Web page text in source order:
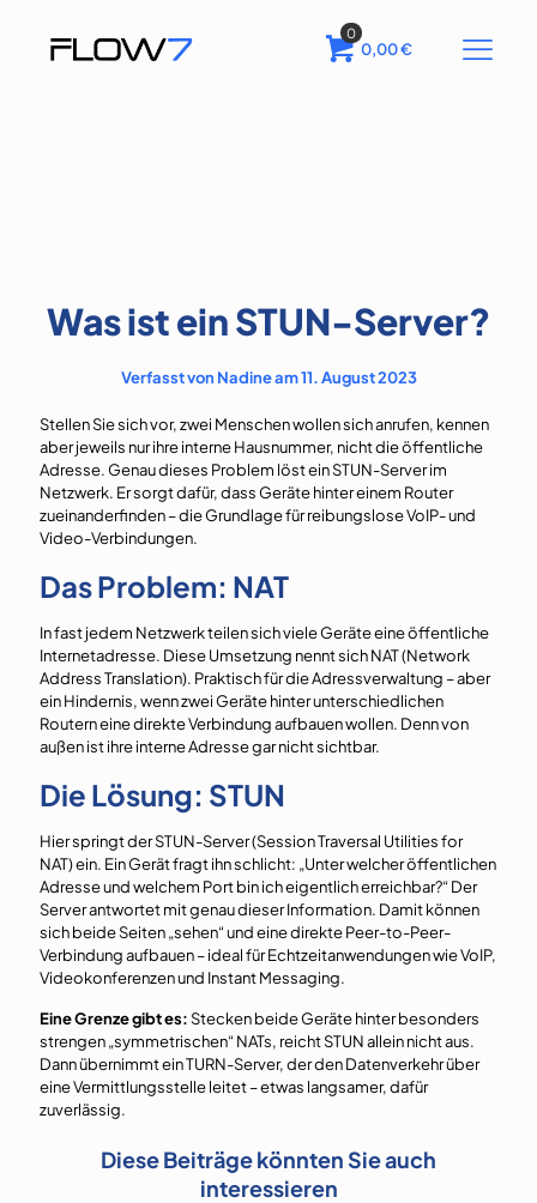
0
0,00€
Was ist ein STUN-Server?
Verfasst von Nadine am 11. August 2023
Stellen Sie sich vor, zwei Menschen wollen sich anrufen, kennen
aber jeweils nur ihre interne Hausnummer, nicht die öffentliche
Adresse. Genau dieses Problem löst ein STUN-Server im
Netzwerk. Er sorgt dafür, dass Geräte hinter einem Router
zueinanderfinden – die Grundlage für reibungslose VoIP- und
Video-Verbindungen.
Das Problem: NAT
In fast jedem Netzwerk teilen sich viele Geräte eine öffentliche
Internetadresse. Diese Umsetzung nennt sich NAT (Network
Address Translation). Praktisch für die Adressverwaltung – aber
ein Hindernis, wenn zwei Geräte hinter unterschiedlichen
Routern eine direkte Verbindung aufbauen wollen. Denn von
außen ist ihre interne Adresse gar nicht sichtbar.
Die Lösung: STUN
Hier springt der STUN-Server (Session Traversal Utilities for
NAT) ein. Ein Gerät fragt ihn schlicht: „Unter welcher öffentlichen
Adresse und welchem Port bin ich eigentlich erreichbar?“ Der
Server antwortet mit genau dieser Information. Damit können
sich beide Seiten „sehen“ und eine direkte Peer-to-Peer-
Verbindung aufbauen – ideal für Echtzeitanwendungen wie VoIP,
Videokonferenzen und Instant Messaging.
Eine Grenze gibt es:Stecken beide Geräte hinter besonders
strengen „symmetrischen“ NATs, reicht STUN allein nicht aus.
Dann übernimmt ein TURN-Server, der den Datenverkehr über
eine Vermittlungsstelle leitet – etwas langsamer, dafür
zuverlässig.
Diese Beiträge könnten Sie auch
interessieren